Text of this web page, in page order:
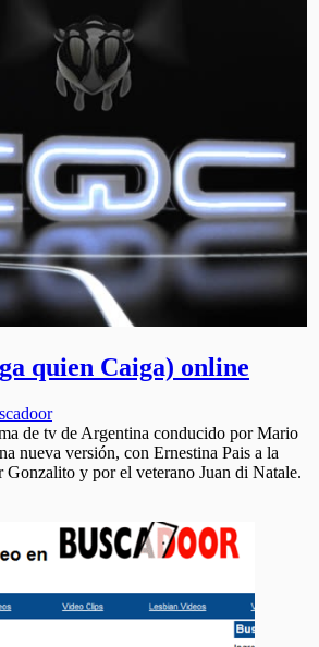
quien Caiga) online
de tv de Argentina conducido por Mario
nueva versión, con Ernestina Pais a la
Gonzalito y por el veterano Juan di Natale.